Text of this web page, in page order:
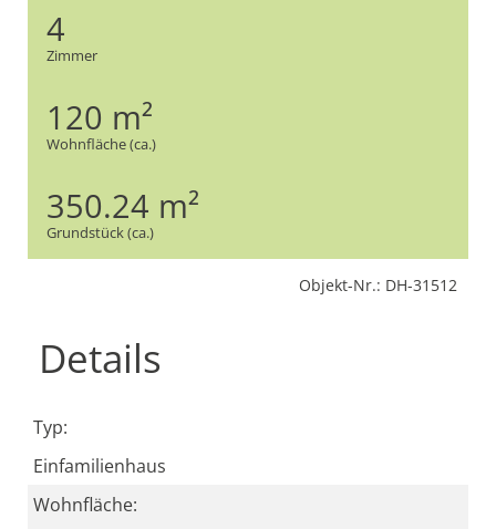
4
Zimmer
120 m²
Wohnfläche (ca.)
350.24 m²
Grundstück (ca.)
Objekt-Nr.: DH-31512
Details
Typ:
Einfamilienhaus
Wohnfläche: